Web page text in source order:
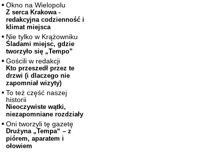
Okno na Wielopolu
Z serca Krakowa -
redakcyjna codzienność i
klimat miejsca
Nie tylko w Krążowniku
Śladami miejsc, gdzie
tworzyło się „Tempo”
Gościli w redakcji
Kto przeszedł przez te
drzwi (i dlaczego nie
zapomniał wizyty)
To też część naszej
historii
Nieoczywiste wątki,
niezapomniane rozdziały
Oni tworzyli tę gazetę
Drużyna „Tempa“ – z
piórem, aparatem i
ołowiem